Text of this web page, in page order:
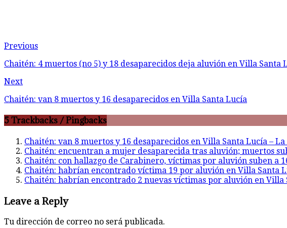
Previous
Chaitén: 4 muertos (no 5) y 18 desaparecidos deja aluvión en Villa Santa
Next
Chaitén: van 8 muertos y 16 desaparecidos en Villa Santa Lucía
5 Trackbacks / Pingbacks
Chaitén: van 8 muertos y 16 desaparecidos en Villa Santa Lucía –
Chaitén: encuentran a mujer desaparecida tras aluvión; muertos
Chaitén: con hallazgo de Carabinero, víctimas por aluvión suben a
Chaitén: habrían encontrado víctima 19 por aluvión en Villa Santa
Chaitén: habrían encontrado 2 nuevas víctimas por aluvión en Villa
Leave a Reply
Tu dirección de correo no será publicada.